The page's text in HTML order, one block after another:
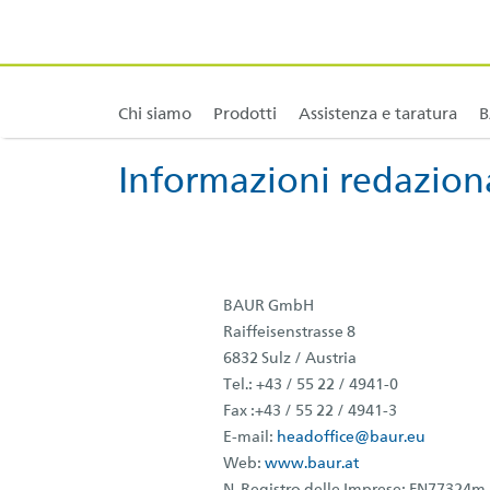
Chi siamo Prodotti
Localizzazione dei guasti nei cavi Prova e
Assistenza e taratura
Assistenza tecnica Taratura e calibrazione
BAUR Europa BAUR Asia BAUR Medio Oriente
Informazioni
BAUR GmbH
Raiffeisenstrasse 8
6832 Sulz / Austria
Tel.: +43 / 55 22 / 4941-0
Fax :+43 / 55 22 / 4941-3
E-mail: headoffice@baur.eu
Web: www.baur.at